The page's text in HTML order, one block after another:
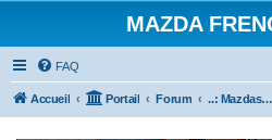
MAZDA
FAQ
Accueil Portail Forum ..: Mazdaspeed & MPS :..